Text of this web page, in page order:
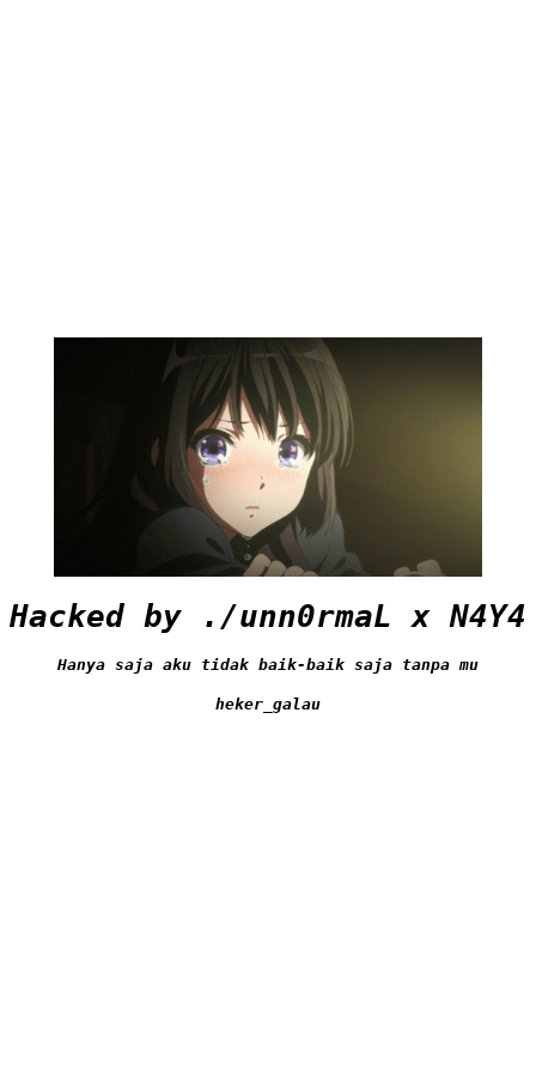
Hacked by ./unn0rmaL x N4Y4
Hanya saja aku tidak baik-baik saja tanpa mu
heker_galau